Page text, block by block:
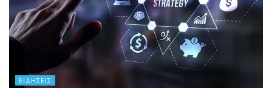
ΕΙΔΉΣΕΙΣ